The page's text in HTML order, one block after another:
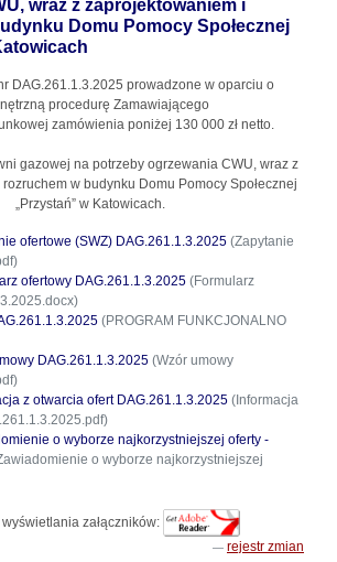
wraz z zaprojektowaniem i
Domu Pomocy Społecznej
DAG.261.1.3.2025 prowadzone w oparciu o
procedurę Zamawiającego
zamówienia poniżej 130 000 zł netto.
gazowej na potrzeby ogrzewania CWU, wraz z
w budynku Domu Pomocy Społecznej
„Przystań” w Katowicach.
ofertowe (SWZ) DAG.261.1.3.2025 (Zapytanie
ofertowy DAG.261.1.3.2025 (Formularz
(PROGRAM FUNKCJONALNO
DAG.261.1.3.2025 (Wzór umowy
z otwarcia ofert DAG.261.1.3.2025 (Informacja
o wyborze najkorzystniejszej oferty -
o wyborze najkorzystniejszej
załączników:
rejestr zmian